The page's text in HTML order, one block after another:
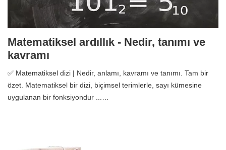
Matematiksel ardıllık - Nedir, tanımı ve
kavramı
✅ Matematiksel dizi | Nedir, anlamı, kavramı ve tanımı. Tam bir
özet. Matematiksel bir dizi, biçimsel terimlerle, sayı kümesine
uygulanan bir fonksiyondur ...…